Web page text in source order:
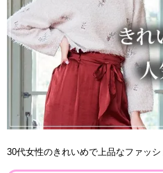
30代女性のきれいめで上品なファッ